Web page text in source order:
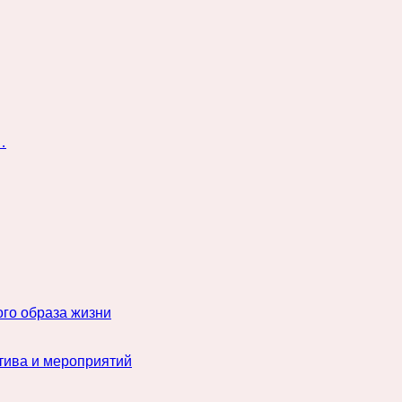
образа жизни
и мероприятий